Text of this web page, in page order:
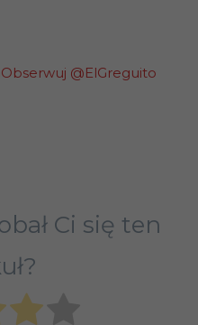
Obserwuj @ElGreguito
Ci się ten